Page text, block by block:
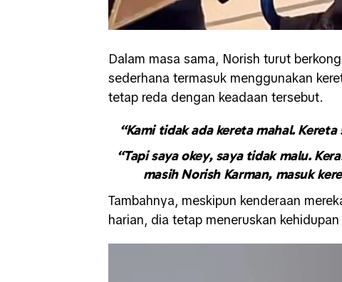
Dalam masa sama, Norish turut
sederhana termasuk menggunakan
tetap reda dengan keadaan tersebut.
“Kami tidak ada kereta mahal.
“Tapi saya okey, saya tidak malu.
masih Norish Karman, masuk
Tambahnya, meskipun kenderaan
harian, dia tetap meneruskan